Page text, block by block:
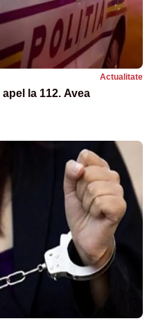
Actualitate
la 112. Avea